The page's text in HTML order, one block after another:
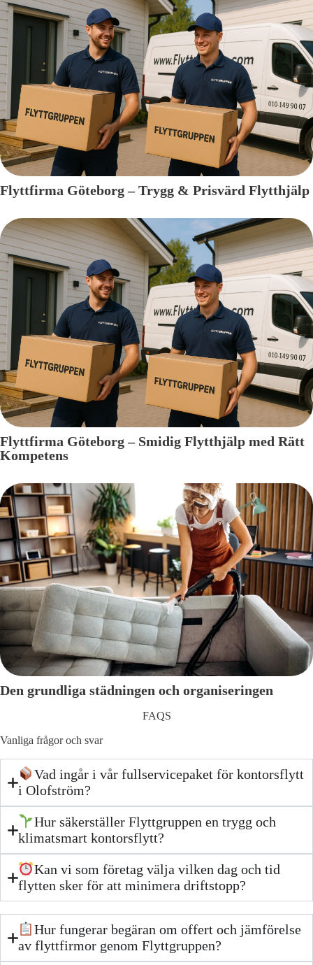
Flyttfirma Göteborg – Trygg & Prisvärd Flytthjälp
Flyttfirma Göteborg – Smidig Flytthjälp med Rätt
Kompetens
Den grundliga städningen och organiseringen
FAQS
Vanliga frågor och svar
Vad ingår i vår fullservicepaket för kontorsflytt
i Olofström?
Hur säkerställer Flyttgruppen en trygg och
klimatsmart kontorsflytt?
Kan vi som företag välja vilken dag och tid
flytten sker för att minimera driftstopp?
Hur fungerar begäran om offert och jämförelse
av flyttfirmor genom Flyttgruppen?